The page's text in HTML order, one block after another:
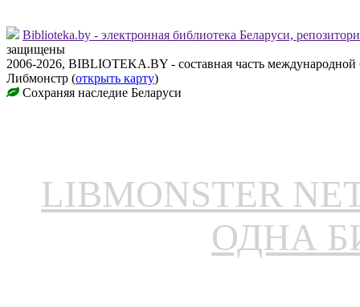
Biblioteka.by - электронная библиотека Беларуси,
защищены
2006-2026, BIBLIOTEKA.BY - составная часть международной
Либмонстр (открыть карту)
Сохраняя наследие Беларуси
LIBMONSTER
ОДНА